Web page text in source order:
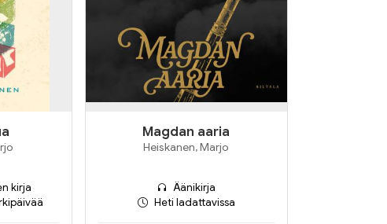
kirja
Magdan aaria
Heiskanen, Marjo
Äänikirja
Heti ladattavissa